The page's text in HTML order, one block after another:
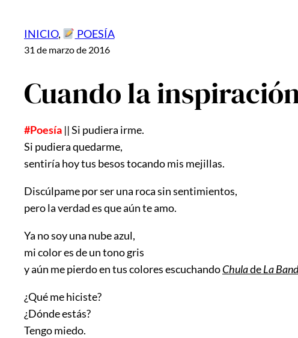
INICIO, POESÍA
31 de marzo de 2016
Cuando la
#Poesía || Si pudiera irme.
Si pudiera quedarme,
sentiría hoy tus besos tocando mis mejillas.
Discúlpame por ser una roca sin sentimientos,
pero la verdad es que aún te amo.
Ya no soy una nube azul,
mi color es de un tono gris
y aún me pierdo en tus colores escuchandoChuladeLa
¿Qué me hiciste?
¿Dónde estás?
Tengo miedo.